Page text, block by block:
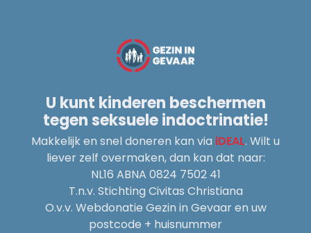
U kunt kinderen beschermen
tegen seksuele indoctrinatie!
Makkelijk en snel doneren kan via iDEAL. Wilt u
liever zelf overmaken, dan kan dat naar:
NL16 ABNA 0824 7502 41
T.n.v. Stichting Civitas Christiana
O.v.v. Webdonatie Gezin in Gevaar en uw
postcode + huisnummer